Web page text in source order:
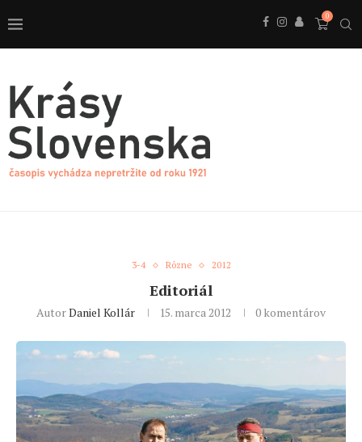
0
3-4 Rôzne 2012
Editoriál
AutorDaniel Kollár 15. marca 2012 0 komentárov